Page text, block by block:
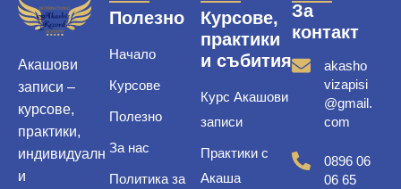
Акашови
записи –
курсове,
практики,
индивидуалн
и
Полезно
Начало
Курсове
Полезно
За нас
Политика за
Курсове,
практики
и събития
Курс Акашови
записи
Практики с
Акаша
За
контакт
akasho
vizapisi
@gmail.
com
0896 06
06 65